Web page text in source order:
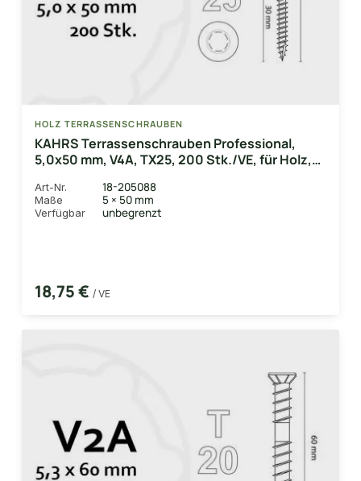
HOLZ TERRASSENSCHRAUBEN
KAHRS Terrassenschrauben Professional,
5,0x50 mm, V4A, TX25, 200 Stk./VE, für Holz,
Art-Nr. 18-205088
Maße 5 × 50 mm
Verfügbar unbegrenzt
18,75 € / VE